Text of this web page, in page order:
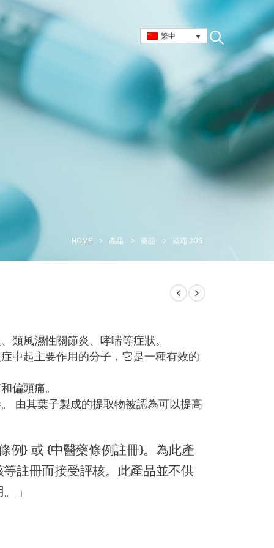
繁中
HOME 產品 藥品 焱霸 20’S
類風濕性關節炎、哮喘等症狀。
中起主要作用的分子，它是一種有效的
偏頭痛。
由其葉子製成的提取物被認為可以提高
例} 或 {中醫藥條例註冊}。為此產
註冊而接受評核。此產品並不供
」